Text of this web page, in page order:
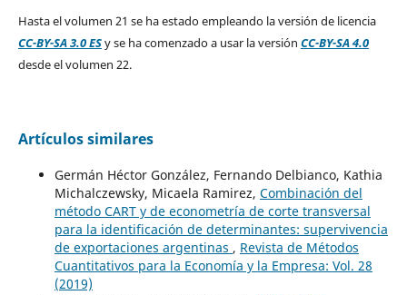
Hasta el volumen 21 se ha estado empleando la versión de licencia
CC-BY-SA 3.0 ESy se ha comenzado a usar la versión CC-BY-SA 4.0
desde el volumen 22.
Artículos similares
Germán Héctor González, Fernando Delbianco, Kathia
Michalczewsky, Micaela Ramirez, Combinación del
método CART y de econometría de corte transversal
para la identificación de determinantes: supervivencia
de exportaciones argentinas , Revista de Métodos
Cuantitativos para la Economía y la Empresa: Vol. 28
(2019)